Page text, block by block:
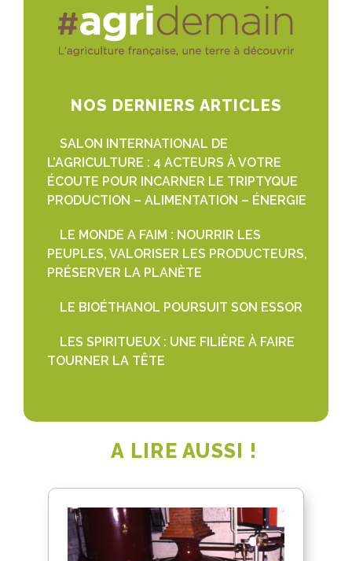
NOS DERNIERS ARTICLES
SALON INTERNATIONAL DE
L’AGRICULTURE : 4 ACTEURS À VOTRE
ÉCOUTE POUR INCARNER LE TRIPTYQUE
PRODUCTION – ALIMENTATION – ÉNERGIE
LE MONDE A FAIM : NOURRIR LES
PEUPLES, VALORISER LES PRODUCTEURS,
PRÉSERVER LA PLANÈTE
LE BIOÉTHANOL POURSUIT SON ESSOR
LES SPIRITUEUX : UNE FILIÈRE À FAIRE
TOURNER LA TÊTE
A LIRE AUSSI !